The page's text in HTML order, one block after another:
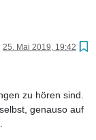
25. Mai 2019, 19:42
zu hören sind.
genauso auf